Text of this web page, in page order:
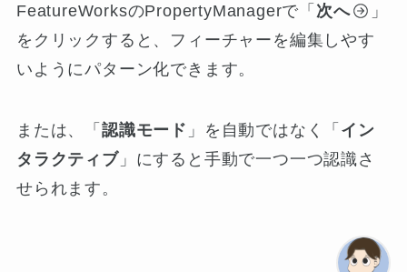
FeatureWorksのPropertyManagerで「 次へ
」
をクリックすると、フィーチャーを編集しやす
いようにパターン化できます。
または、「 認識モード 」を自動ではなく「 イン
タラクティブ 」にすると手動で一つ一つ認識さ
せられます。